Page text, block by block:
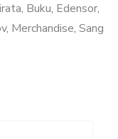
, Buku, Edensor,
, Merchandise, Sang